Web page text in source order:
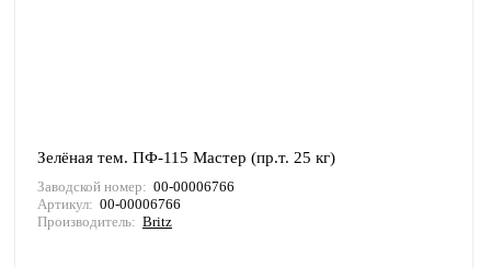
Зелёная тем. ПФ-115 Мастер (пр.т. 25 кг)
Заводской номер: 00-00006766
Артикул: 00-00006766
Производитель: Britz